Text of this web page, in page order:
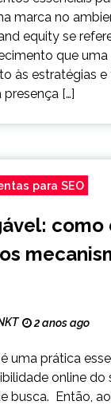
marca no
equity se
que uma
às estratégias
[…]
para SEO
2 anos ago
uma prática
online do
busca. Então,